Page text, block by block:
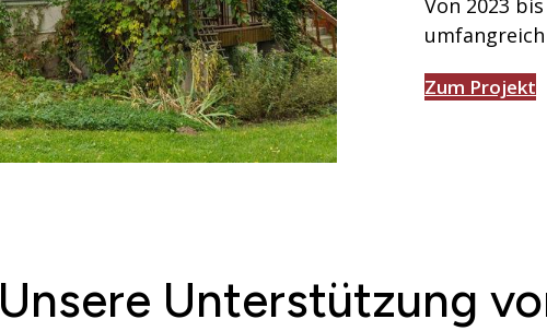
Zum Projekt
Unsere Unterstützung